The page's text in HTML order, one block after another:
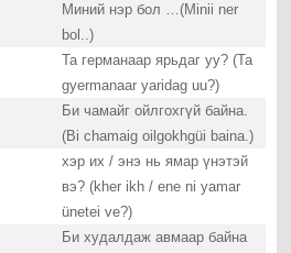
Миний нэр бол …(Minii ner
bol..)
Та германаар ярьдаг уу? (Ta
gyermanaar yaridag uu?)
Би чамайг ойлгохгүй байна.
(Bi chamaig oilgokhgüi baina.)
хэр их / энэ нь ямар үнэтэй
вэ? (kher ikh / ene ni yamar
ünetei ve?)
Би худалдаж авмаар байна